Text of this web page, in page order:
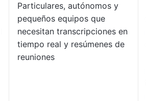
Particulares, autónomos y
pequeños equipos que
necesitan transcripciones en
tiempo real y resúmenes de
reuniones